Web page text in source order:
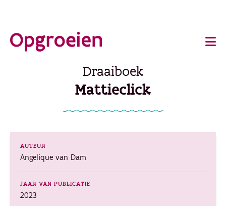
direct
Main
Draaiboek
Mattieclick
AUTEUR
Angelique van Dam
JAAR VAN PUBLICATIE
2023